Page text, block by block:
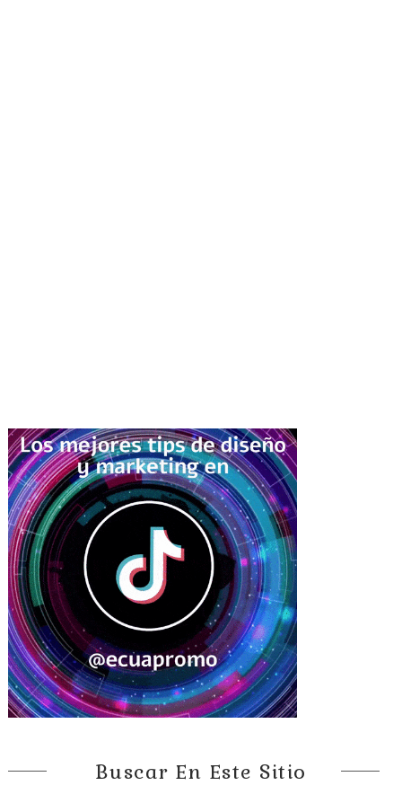
Buscar En Este Sitio